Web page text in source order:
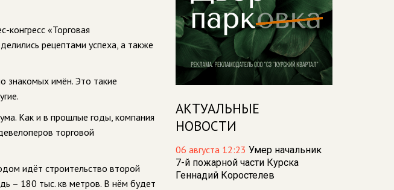
конгресс «Торговая
рецептами успеха, а также
знакомых имён. Это такие
Как и в прошлые годы, компания
торговой
идёт строительство второй
– 180 тыс. кв метров. В нём будет
АКТУАЛЬНЫЕ
НОВОСТИ
06 августа 12:23 Умер начальник
7-й пожарной части Курска
Геннадий Коростелев